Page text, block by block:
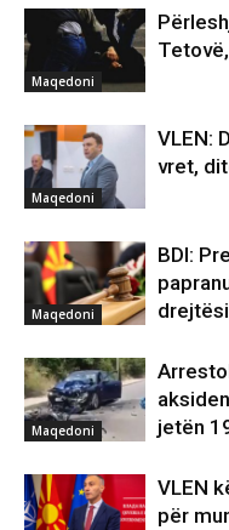
Maqedoni
Maqedoni
VLEN:
vret,
Maqedoni
BDI:
Maqedoni
jetën
VLEN
për